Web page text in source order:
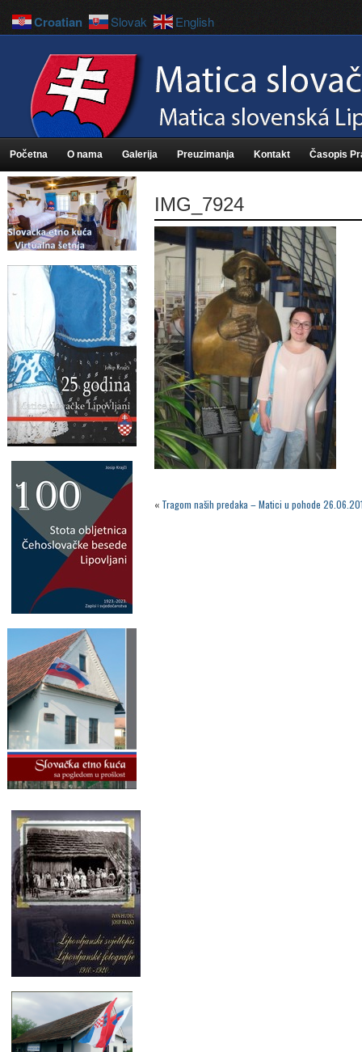
Početna O nama Galerija Preuzimanja Kontakt Časopis
IMG_7924
« Tragom naših predaka – Matici u pohode
Croatian Slovak English